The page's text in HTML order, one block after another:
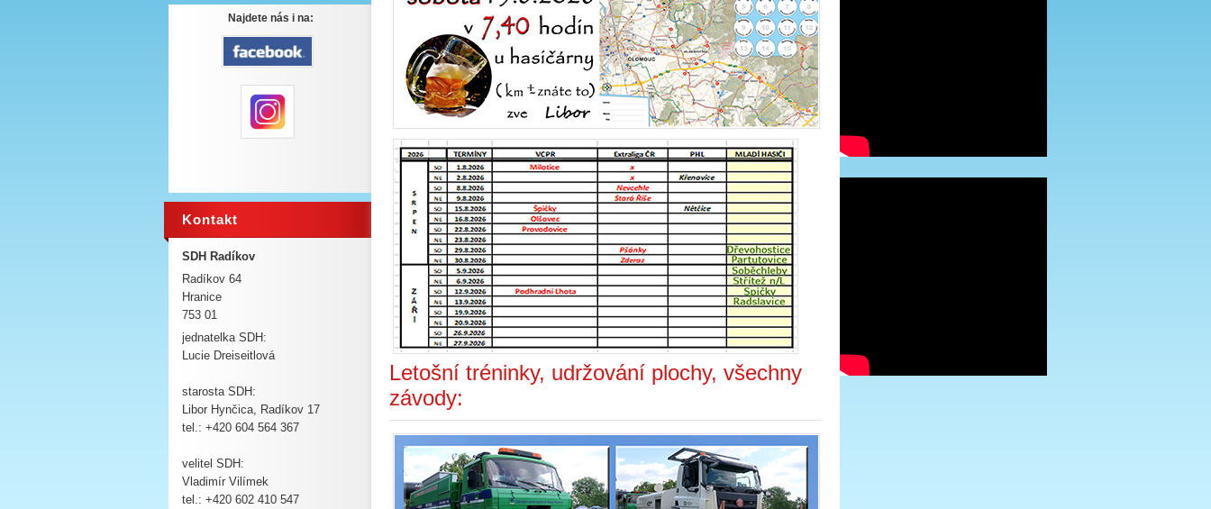
Letošní tréninky, udržování plochy, všechny
závody:
Najdete nás i na:
Kontakt
SDH Radíkov
Radíkov 64
Hranice
753 01
jednatelka SDH:
Lucie Dreiseitlová
starosta SDH:
Libor Hynčica, Radíkov 17
tel.: +420 604 564 367
velitel SDH:
Vladimír Vilímek
tel.: +420 602 410 547